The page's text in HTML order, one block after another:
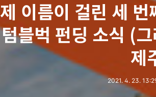
제 이름이 걸린 세
텀블벅 펀딩 소식 (
제
2021. 4. 23.